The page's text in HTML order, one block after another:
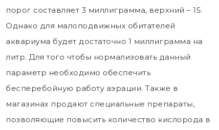
порог составляет 3 миллиграмма, верхний – 15.
Однако для малоподвижных обитателей
аквариума будет достаточно 1 миллиграмма на
литр. Для того чтобы нормализовать данный
параметр необходимо обеспечить
бесперебойную работу аэрации. Также в
магазинах продают специальные препараты,
позволяющие повысить количество кислорода в